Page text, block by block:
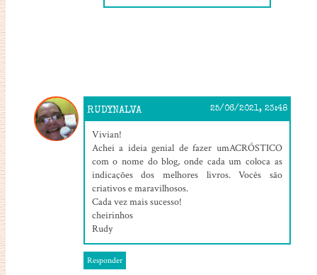
RUDYNALVA 25/06/2021, 23:48
Vivian!
Achei a ideia genial de fazer umACRÓSTICO
com o nome do blog, onde cada um coloca as
indicações dos melhores livros. Vocês são
criativos e maravilhosos.
Cada vez mais sucesso!
cheirinhos
Rudy
Responder